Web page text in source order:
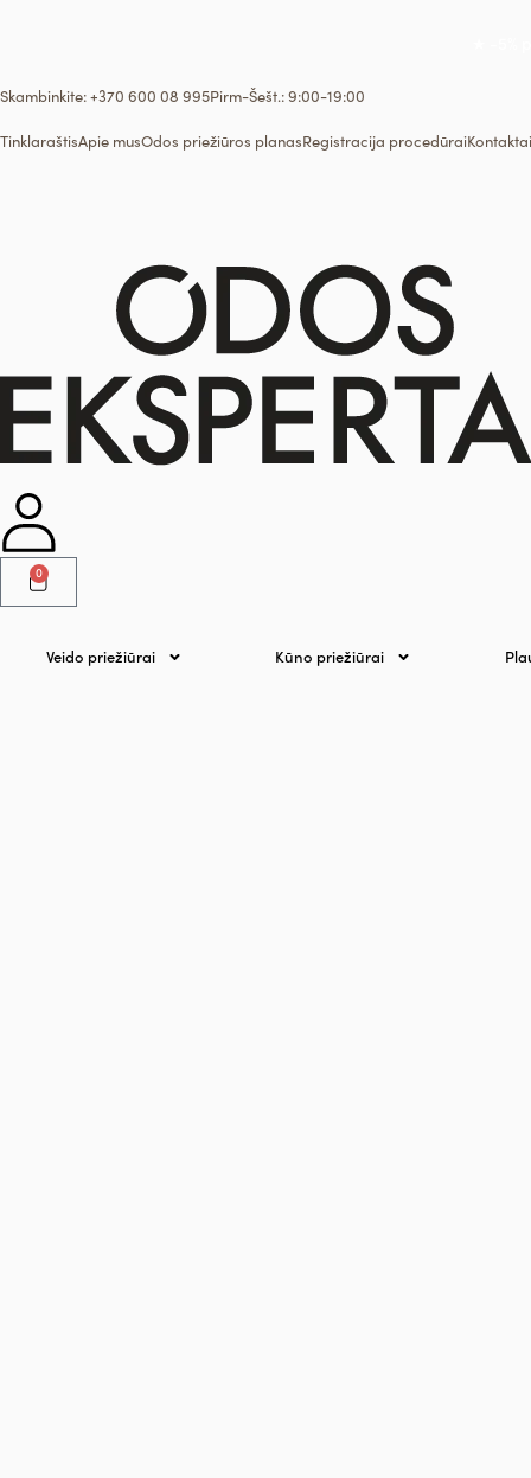
Skambinkite: +370 600 08 995Pirm-Šešt.: 9:00-19:00
TinklaraštisApie musOdos priežiūros planasRegistracija procedūraiKontaktai
0
Veido priežiūrai Kūno priežiūrai